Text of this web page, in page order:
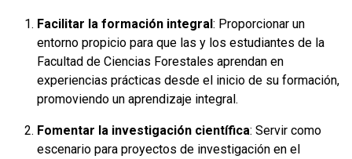
Facilitar la formación integral: Proporcionar un
entorno propicio para que las y los estudiantes de la
Facultad de Ciencias Forestales aprendan en
experiencias prácticas desde el inicio de su formación,
promoviendo un aprendizaje integral.
Fomentar la investigación científica: Servir como
escenario para proyectos de investigación en el